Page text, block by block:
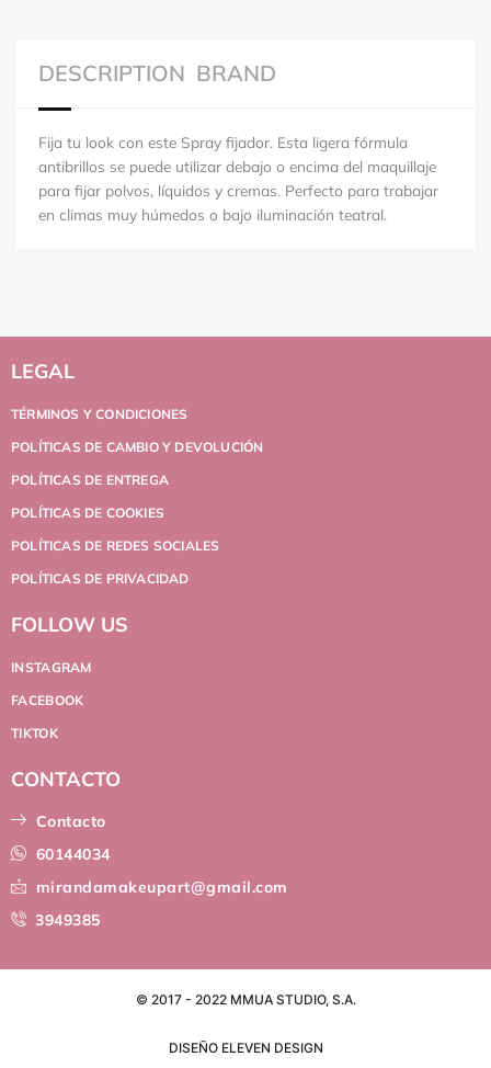
DESCRIPTION BRAND
Fija tu look con este Spray fijador. Esta ligera fórmula
antibrillos se puede utilizar debajo o encima del maquillaje
para fijar polvos, líquidos y cremas. Perfecto para trabajar
en climas muy húmedos o bajo iluminación teatral.
LEGAL
TÉRMINOS Y CONDICIONES
POLÍTICAS DE CAMBIO Y DEVOLUCIÓN
POLÍTICAS DE ENTREGA
POLÍTICAS DE COOKIES
POLÍTICAS DE REDES SOCIALES
POLÍTICAS DE PRIVACIDAD
FOLLOW US
INSTAGRAM
FACEBOOK
TIKTOK
CONTACTO
Contacto
60144034
mirandamakeupart@gmail.com
3949385
© 2017 - 2022 MMUA STUDIO, S.A.
DISEÑO ELEVEN DESIGN